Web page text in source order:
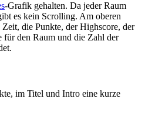
-Grafik gehalten. Da jeder Raum
es kein Scrolling. Am oberen
die Punkte, der Highscore, der
für den Raum und die Zahl der
im Titel und Intro eine kurze